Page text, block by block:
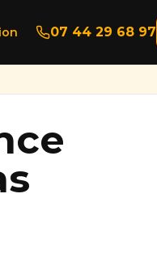
07 44 29 68 97